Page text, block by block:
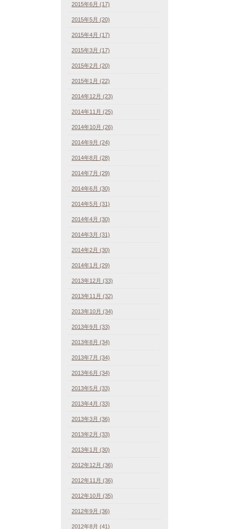
2015年6月 (17)
2015年5月 (20)
2015年4月 (17)
2015年3月 (17)
2015年2月 (20)
2015年1月 (22)
2014年12月 (23)
2014年11月 (25)
2014年10月 (26)
2014年9月 (24)
2014年8月 (28)
2014年7月 (29)
2014年6月 (30)
2014年5月 (31)
2014年4月 (30)
2014年3月 (31)
2014年2月 (30)
2014年1月 (29)
2013年12月 (33)
2013年11月 (32)
2013年10月 (34)
2013年9月 (33)
2013年8月 (34)
2013年7月 (34)
2013年6月 (34)
2013年5月 (33)
2013年4月 (33)
2013年3月 (36)
2013年2月 (33)
2013年1月 (30)
2012年12月 (36)
2012年11月 (36)
2012年10月 (35)
2012年9月 (36)
2012年8月 (41)